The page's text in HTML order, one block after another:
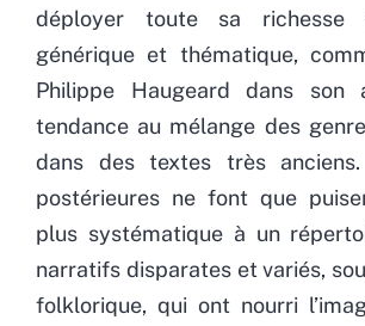
déployer toute sa
générique et thématique,
Philippe Haugeard dans son
tendance au mélange des
dans des textes très
postérieures ne font que
plus systématique à un
narratifs disparates et variés,
folklorique, qui ont nourri